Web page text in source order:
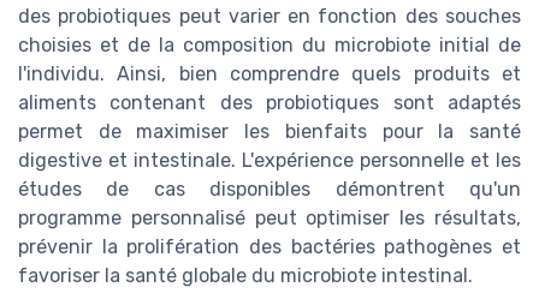
des probiotiques peut varier en fonction des souches
choisies et de la composition du microbiote initial de
l'individu. Ainsi, bien comprendre quels produits et
aliments contenant des probiotiques sont adaptés
permet de maximiser les bienfaits pour la santé
digestive et intestinale. L'expérience personnelle et les
études de cas disponibles démontrent qu'un
programme personnalisé peut optimiser les résultats,
prévenir la prolifération des bactéries pathogènes et
favoriser la santé globale du microbiote intestinal.